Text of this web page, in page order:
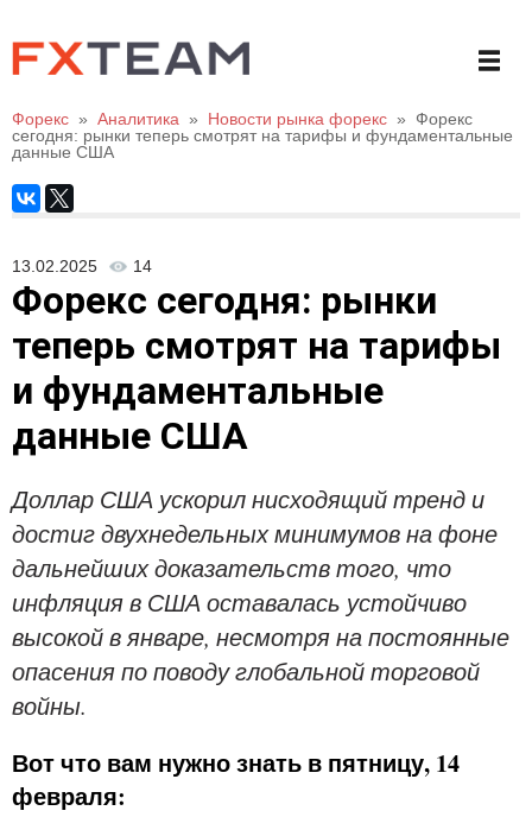
Форекс » Аналитика » Новости рынка форекс » Форекс
сегодня: рынки теперь смотрят на тарифы и фундаментальные
данные США
13.02.2025 14
Форекс сегодня: рынки
теперь смотрят на тарифы
и фундаментальные
данные США
Доллар США ускорил нисходящий тренд и
достиг двухнедельных минимумов на фоне
дальнейших доказательств того, что
инфляция в США оставалась устойчиво
высокой в январе, несмотря на постоянные
опасения по поводу глобальной торговой
войны.
Вот что вам нужно знать в пятницу, 14
февраля: